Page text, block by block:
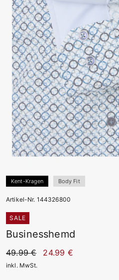
Kent-Kragen Body Fit
Artikel-Nr. 144326800
SALE
Businesshemd
49.99 € 24.99 €
inkl. MwSt.